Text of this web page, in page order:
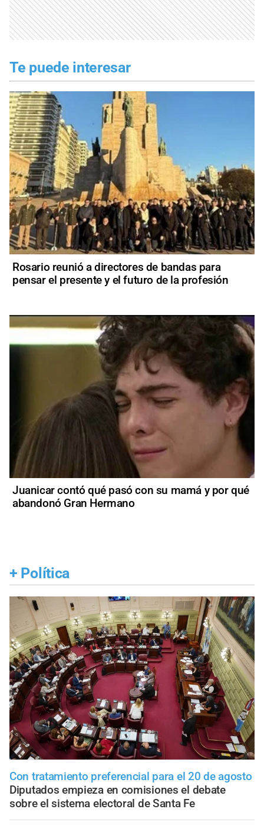
Te puede interesar
Rosario reunió a directores de bandas para
pensar el presente y el futuro de la profesión
Juanicar contó qué pasó con su mamá y por qué
abandonó Gran Hermano
+ Política
Con tratamiento preferencial para el 20 de agosto
Diputados empieza en comisiones el debate
sobre el sistema electoral de Santa Fe